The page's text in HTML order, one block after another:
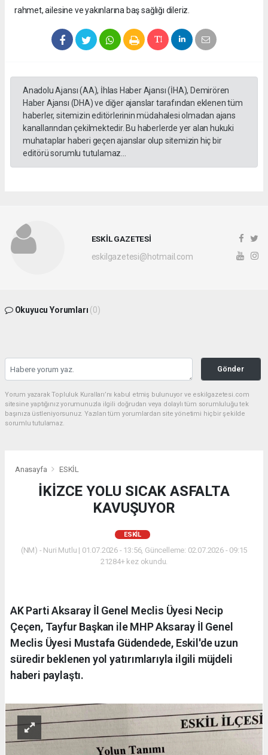
rahmet, ailesine ve yakınlarına baş sağlığı dileriz.
Anadolu Ajansı (AA), İhlas Haber Ajansı (İHA), Demirören
Haber Ajansı (DHA) ve diğer ajanslar tarafından eklenen tüm
haberler, sitemizin editörlerinin müdahalesi olmadan ajans
kanallarından çekilmektedir. Bu haberlerde yer alan hukuki
muhataplar haberi geçen ajanslar olup sitemizin hiç bir
editörü sorumlu tutulamaz...
ESKİL GAZETESİ
eskilgazetesi@hotmail.com
Okuyucu Yorumları (0)
Gönder
Yorum yazarak Topluluk Kuralları’nı kabul etmiş bulunuyor ve eskilgazetesi.com
sitesine yaptığınız yorumunuzla ilgili doğrudan veya dolaylı tüm sorumluluğu tek
başınıza üstleniyorsunuz. Yazılan tüm yorumlardan site yönetimi hiçbir şekilde
sorumlu tutulamaz.
Anasayfa ESKİL
İKİZCE YOLU SICAK ASFALTA
KAVUŞUYOR
ESKİL
(NM) - Nuri Mutlu | 01.07.2026 - 13:56, Güncelleme: 02.07.2026 - 09:15
21284+ kez okundu.
AK Parti Aksaray İl Genel Meclis Üyesi Necip
Çeçen, Tayfur Başkan ile MHP Aksaray İl Genel
Meclis Üyesi Mustafa Güdendede, Eskil'de uzun
süredir beklenen yol yatırımlarıyla ilgili müjdeli
haberi paylaştı.